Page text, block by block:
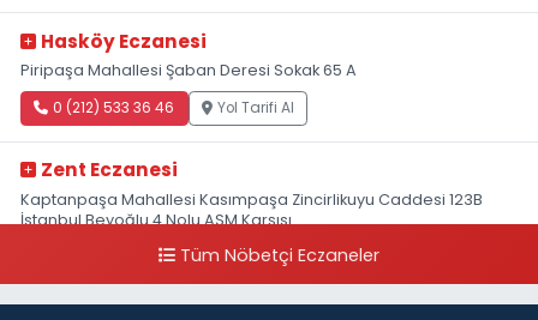
Hasköy Eczanesi
Piripaşa Mahallesi Şaban Deresi Sokak 65 A
0 (212) 533 36 46 Yol Tarifi Al
Zent Eczanesi
Kaptanpaşa Mahallesi Kasımpaşa Zincirlikuyu Caddesi 123B
İstanbul Beyoğlu 4 Nolu ASM Karşısı
0 (212) 297 96 92 Yol Tarifi Al
Tüm Nöbetçi Eczaneler